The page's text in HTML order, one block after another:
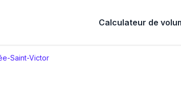
Calculateur de
Saint-Victor